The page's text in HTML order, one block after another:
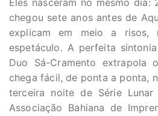
Eles nasceram no mesmo dia:
chegou sete anos antes de
explicam em meio a risos,
espetáculo. A perfeita
Duo Sá-Cramento
chega fácil, de ponta a ponta,
terceira noite de Série
Associação Bahiana de